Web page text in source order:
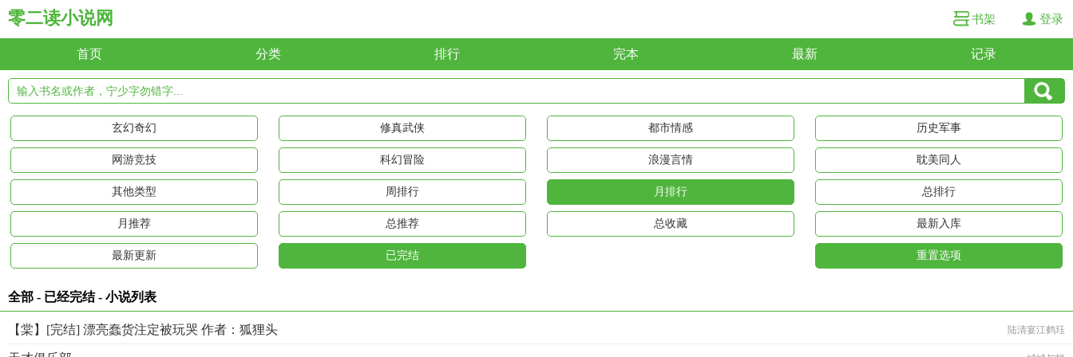
零二读小说网 书架 登录
首页 分类 排行 完本 最新 记录
玄幻奇幻 修真武侠 都市情感 历史军事
网游竞技 科幻冒险 浪漫言情 耽美同人
其他类型 周排行 月排行 总排行
月推荐 总推荐 总收藏 最新入库
最新更新 已完结 重置选项
全部 - 已经完结 - 小说列表
【棠】[完结] 漂亮蠢货注定被玩哭 作者：狐狸头 陆清宴江鹤珏